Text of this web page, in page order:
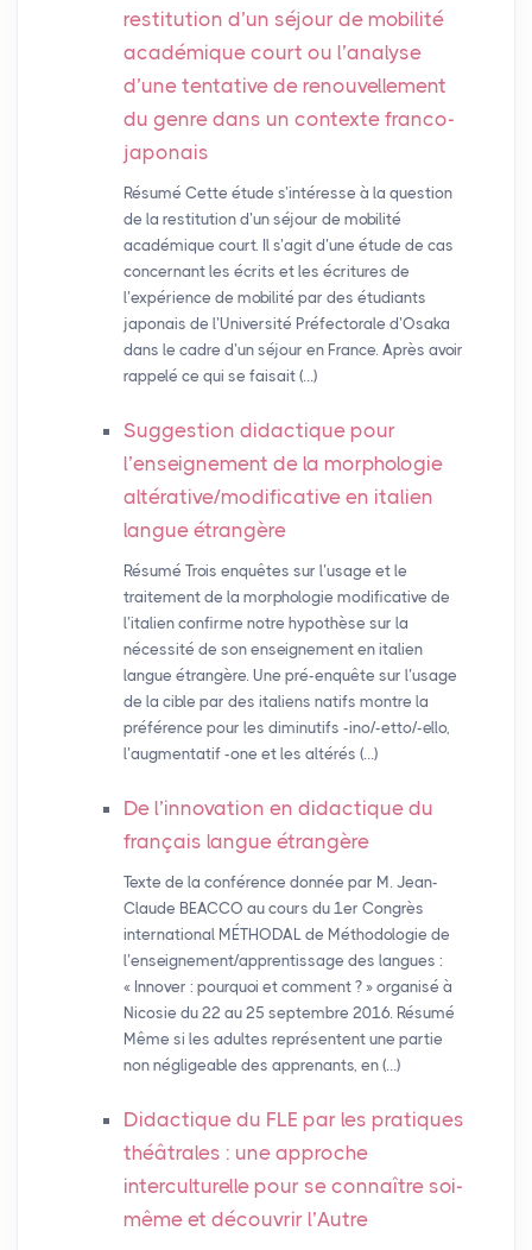
restitution d’un séjour de mobilité
académique court ou l’analyse
d’une tentative de renouvellement
du genre dans un contexte franco-
japonais
Résumé Cette étude s’intéresse à la question
de la restitution d’un séjour de mobilité
académique court. Il s’agit d’une étude de cas
concernant les écrits et les écritures de
l’expérience de mobilité par des étudiants
japonais de l’Université Préfectorale d’Osaka
dans le cadre d’un séjour en France. Après avoir
rappelé ce qui se faisait (…)
Suggestion didactique pour
l’enseignement de la morphologie
altérative/modificative en italien
langue étrangère
Résumé Trois enquêtes sur l’usage et le
traitement de la morphologie modificative de
l’italien confirme notre hypothèse sur la
nécessité de son enseignement en italien
langue étrangère. Une pré-enquête sur l’usage
de la cible par des italiens natifs montre la
préférence pour les diminutifs -ino/-etto/-ello,
l’augmentatif -one et les altérés (…)
De l’innovation en didactique du
français langue étrangère
Texte de la conférence donnée par M. Jean-
Claude BEACCO au cours du 1er Congrès
international MÉTHODAL de Méthodologie de
l’enseignement/apprentissage des langues :
« Innover : pourquoi et comment ? » organisé à
Nicosie du 22 au 25 septembre 2016. Résumé
Même si les adultes représentent une partie
non négligeable des apprenants, en (…)
Didactique du FLE par les pratiques
théâtrales : une approche
interculturelle pour se connaître soi-
même et découvrir l’Autre